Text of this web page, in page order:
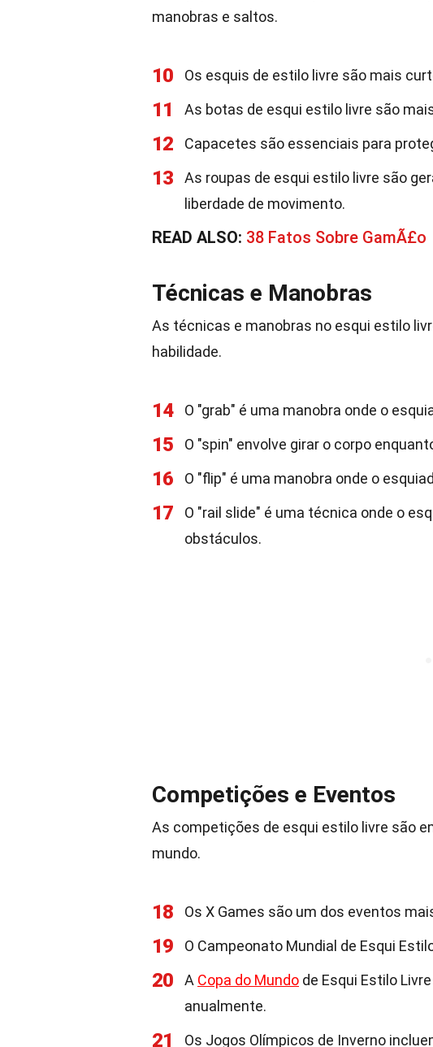
manobras e saltos.
10 Os esquis de estilo livre são mais
11 As botas de esqui estilo livre são
12 Capacetes são essenciais para
13
As roupas de esqui estilo livre são
liberdade de movimento.
READ ALSO: 38 Fatos Sobre GamÃ£o
Técnicas e Manobras
As técnicas e manobras no esqui estilo
habilidade.
14 O "grab" é uma manobra onde o
15 O "spin" envolve girar o corpo
16 O "flip" é uma manobra onde o
17
O "rail slide" é uma técnica onde o
obstáculos.
Competições e Eventos
As competições de esqui estilo livre são
mundo.
18 Os X Games são um dos eventos
19 O Campeonato Mundial de Esqui
20 A Copa do Mundo de Esqui Estilo
anualmente.
21 Os Jogos Olímpicos de Inverno